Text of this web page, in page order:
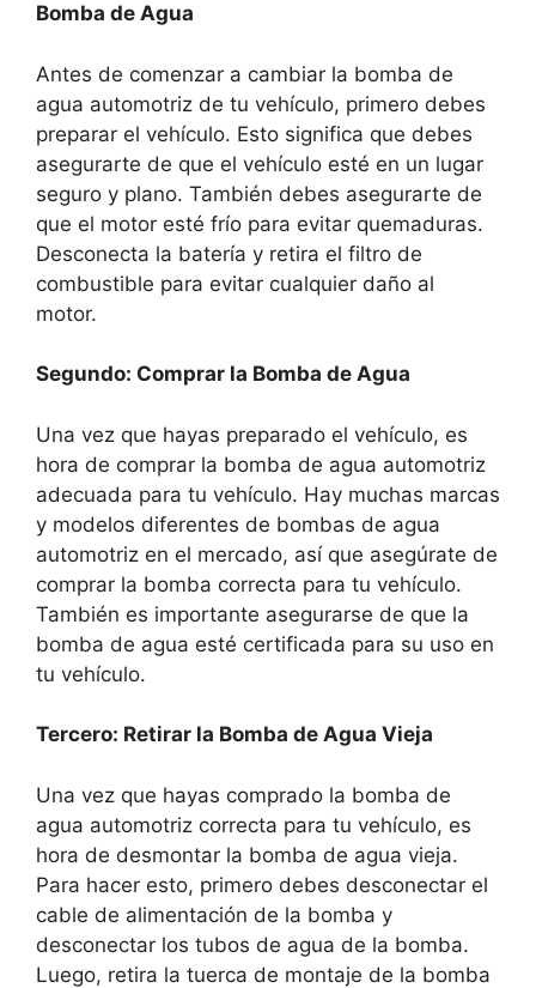
Bomba de Agua
Antes de comenzar a cambiar la bomba de
agua automotriz de tu vehículo, primero debes
preparar el vehículo. Esto significa que debes
asegurarte de que el vehículo esté en un lugar
seguro y plano. También debes asegurarte de
que el motor esté frío para evitar quemaduras.
Desconecta la batería y retira el filtro de
combustible para evitar cualquier daño al
motor.
Segundo: Comprar la Bomba de Agua
Una vez que hayas preparado el vehículo, es
hora de comprar la bomba de agua automotriz
adecuada para tu vehículo. Hay muchas marcas
y modelos diferentes de bombas de agua
automotriz en el mercado, así que asegúrate de
comprar la bomba correcta para tu vehículo.
También es importante asegurarse de que la
bomba de agua esté certificada para su uso en
tu vehículo.
Tercero: Retirar la Bomba de Agua Vieja
Una vez que hayas comprado la bomba de
agua automotriz correcta para tu vehículo, es
hora de desmontar la bomba de agua vieja.
Para hacer esto, primero debes desconectar el
cable de alimentación de la bomba y
desconectar los tubos de agua de la bomba.
Luego, retira la tuerca de montaje de la bomba